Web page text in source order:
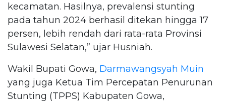
kecamatan. Hasilnya, prevalensi stunting
pada tahun 2024 berhasil ditekan hingga 17
persen, lebih rendah dari rata-rata Provinsi
Sulawesi Selatan,” ujar Husniah.
Wakil Bupati Gowa, Darmawangsyah Muin
yang juga Ketua Tim Percepatan Penurunan
Stunting (TPPS) Kabupaten Gowa,